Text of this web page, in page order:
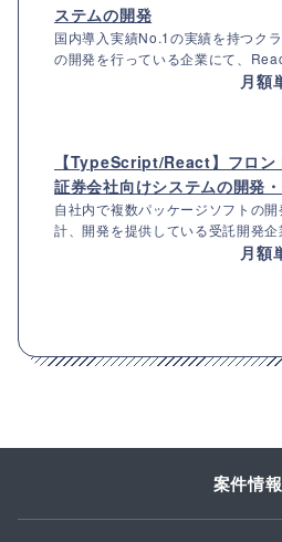
ステムの開発
国内導入実績No.1の実績を持つク
の開発を行っている企業にて、
月額
【TypeScript/React】フロ
証券会社向けシステムの開発
自社内で複数パッケージソフトの
計、開発を提供している受託開発
月額
案件情報